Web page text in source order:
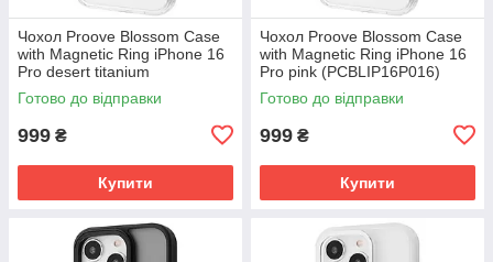
Чохол Proove Blossom Case
with Magnetic Ring iPhone 16
Pro desert titanium
(PCBLIP16P033)
Готово до відправки
999 ₴
Купити
Чохол Proove Blossom Case
with Magnetic Ring iPhone 16
Pro pink (PCBLIP16P016)
Готово до відправки
999 ₴
Купити